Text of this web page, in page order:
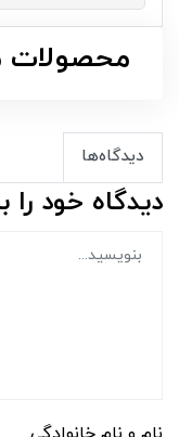
محصولات
دیدگاه‌ها
دیدگاه خود را